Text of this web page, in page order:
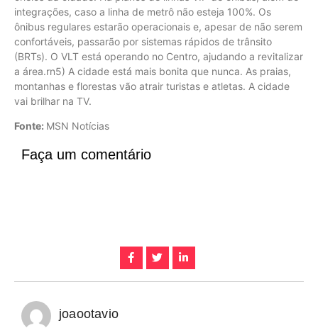
integrações, caso a linha de metrô não esteja 100%. Os
ônibus regulares estarão operacionais e, apesar de não serem
confortáveis, passarão por sistemas rápidos de trânsito
(BRTs). O VLT está operando no Centro, ajudando a revitalizar
a área.rn5) A cidade está mais bonita que nunca. As praias,
montanhas e florestas vão atrair turistas e atletas. A cidade
vai brilhar na TV.
Fonte: MSN Notícias
Faça um comentário
joaootavio